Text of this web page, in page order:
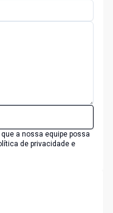
a nossa equipe possa
de privacidade e